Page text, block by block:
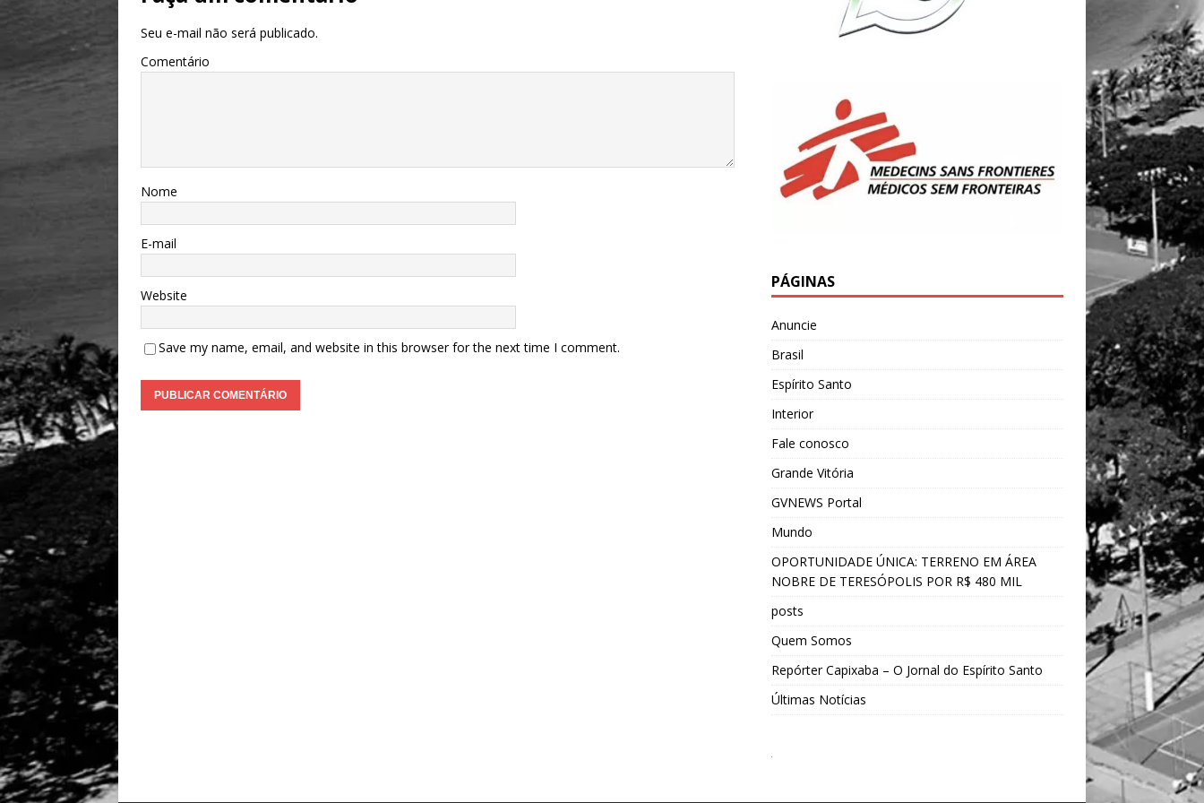
Seu e-mail não será publicado.
Comentário
Nome
E-mail
Website
Save my name, email, and website in this browser for the next time I comment.
PÁGINAS
Anuncie
Brasil
Espírito Santo
Interior
Fale conosco
Grande Vitória
GVNEWS Portal
Mundo
OPORTUNIDADE ÚNICA: TERRENO EM ÁREA
NOBRE DE TERESÓPOLIS POR R$ 480 MIL
posts
Quem Somos
Repórter Capixaba – O Jornal do Espírito Santo
Últimas Notícias